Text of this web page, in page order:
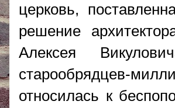
церковь,
решение
Алексея
старообрядцев-
относилась к